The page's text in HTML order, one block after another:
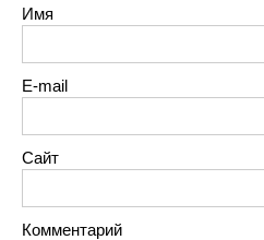
Имя
E-mail
Сайт
Комментарий